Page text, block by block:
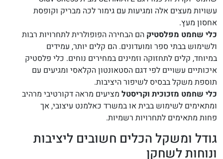
עשויות מעצים אלה ומגיעות עם גימור לכה מבריק וקופסת
אחסון מעץ.
כלי שחמט מפלסטיק הם הבחירה הפופולרית לתחרויות רבות
ולשימוש בבתי ספר ומועדונים. הם קלים יותר, עמידים
במיוחד, קלים לתחזוקה וזמינים במחירים נוחים. כלי פלסטיק
איכותיים עשויים לפי דגם הסטאונטון הקלאסי ומגיעים עם
תוספת משקל בבסיס לשיפור היציבות.
כלי שחמט מזכוכית וקריסטל מציעים מראה דקורטיבי מרהיב
ומתאימים לשימוש בבית או במשרד כאלמנט עיצובי, אך
פחות מתאימים לתחרויות רשמיות.
גודל ומשקל הכלים חשובים ליציבות
ונוחות לשחקן